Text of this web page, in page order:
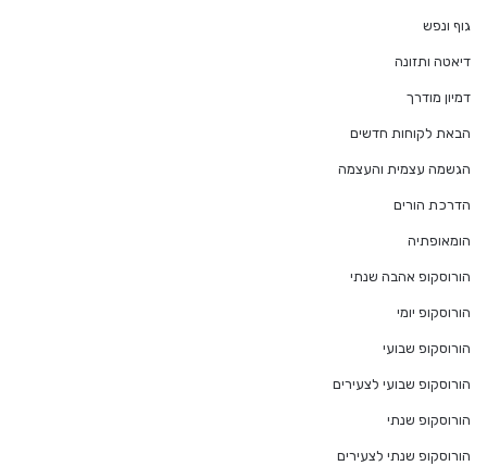
גוף ונפש
דיאטה ותזונה
דמיון מודרך
הבאת לקוחות חדשים
הגשמה עצמית והעצמה
הדרכת הורים
הומאופתיה
הורוסקופ אהבה שנתי
הורוסקופ יומי
הורוסקופ שבועי
הורוסקופ שבועי לצעירים
הורוסקופ שנתי
הורוסקופ שנתי לצעירים